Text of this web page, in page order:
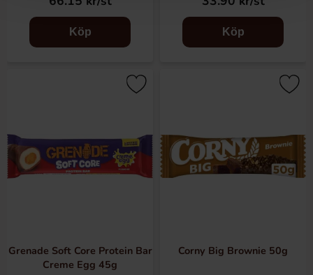
Köp Köp
Grenade Soft Core Protein Bar
Creme Egg 45g
Corny Big Brownie 50g